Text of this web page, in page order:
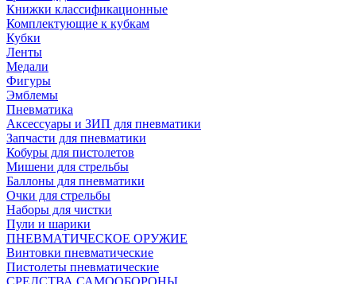
Книжки классификационные
Комплектующие к кубкам
Кубки
Ленты
Медали
Фигуры
Эмблемы
Пневматика
Аксессуары и ЗИП для пневматики
Запчасти для пневматики
Кобуры для пистолетов
Мишени для стрельбы
Баллоны для пневматики
Очки для стрельбы
Наборы для чистки
Пули и шарики
ПНЕВМАТИЧЕСКОЕ ОРУЖИЕ
Винтовки пневматические
Пистолеты пневматические
СРЕДСТВА САМООБОРОНЫ